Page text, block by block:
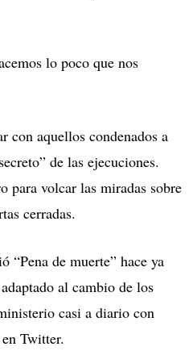
lo poco que nos
con aquellos condenados a
de las ejecuciones.
para volcar las miradas sobre
cerradas.
“Pena de muerte” hace ya
al cambio de los
casi a diario con
Twitter.